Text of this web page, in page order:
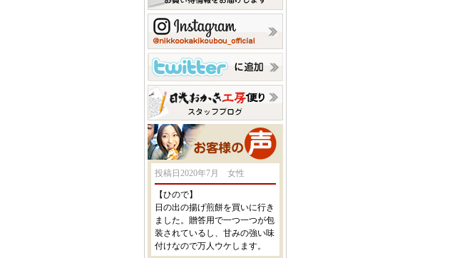
投稿日2020年7月 女性
【ひので】
日の出の揚げ煎餅を買いに行き
ました。贈答用で一つ一つが包
装されているし、甘みの強い味
付けなので万人ウケします。